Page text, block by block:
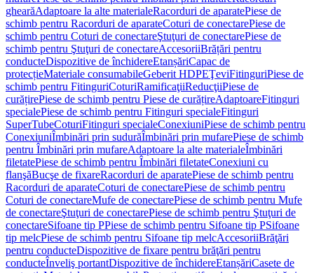
ghearăAdaptoare la alte materialeRacorduri de aparatePiese de
schimb pentru Racorduri de aparateCoturi de conectarePiese de
schimb pentru Coturi de conectareŞtuţuri de conectarePiese de
schimb pentru Ştuţuri de conectareAccesoriiBrățări pentru
conducteDispozitive de închidereEtanșăriCapac de
protecțieMateriale consumabileGeberit HDPEŢeviFitinguriPiese de
schimb pentru FitinguriCoturiRamificaţiiReducţiiPiese de
curățirePiese de schimb pentru Piese de curățireAdaptoareFitinguri
specialePiese de schimb pentru Fitinguri specialeFitinguri
SuperTubeCoturiFitinguri specialeConexiuniPiese de schimb pentru
ConexiuniÎmbinări prin sudurăÎmbinări prin mufarePiese de schimb
pentru Îmbinări prin mufareAdaptoare la alte materialeÎmbinări
filetatePiese de schimb pentru Îmbinări filetateConexiuni cu
flanşăBucşe de fixareRacorduri de aparatePiese de schimb pentru
Racorduri de aparateCoturi de conectarePiese de schimb pentru
Coturi de conectareMufe de conectarePiese de schimb pentru Mufe
de conectareŞtuţuri de conectarePiese de schimb pentru Ştuţuri de
conectareSifoane tip PPiese de schimb pentru Sifoane tip PSifoane
tip melcPiese de schimb pentru Sifoane tip melcAccesoriiBrăţări
pentru conducteDispozitive de fixare pentru brăţări pentru
conducteÎnveliş portantDispozitive de închidereEtanșăriCasete de